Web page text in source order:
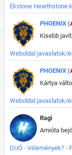
Ekstone Hearthstone
PHOENIX (
Kisebb
Weboldal javaslatok/
PHOENIX (
Weboldal javaslatok/
Ragi
DUÓ - Vélemények? -